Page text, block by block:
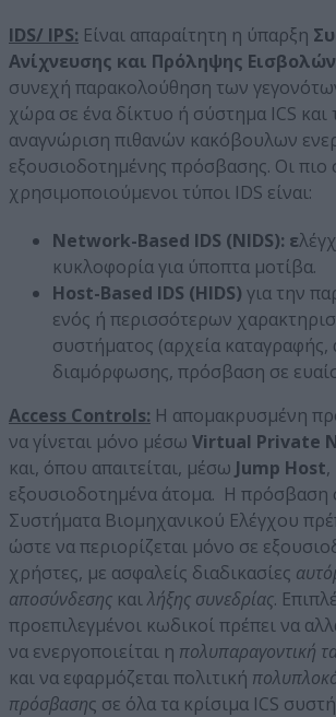
IDS/ IPS: Είναι απαραίτητη η ύπαρξη
Ανίχνευσης και Πρόληψης
συνεχή παρακολούθηση των
χώρα σε ένα δίκτυο ή σύστημα ICS και
αναγνώριση πιθανών κακόβουλων
εξουσιοδοτημένης πρόσβασης. Οι πιο
χρησιμοποιούμενοι τύποι IDS είναι:
Network-Based IDS (NIDS): ε
κυκλοφορία για ύποπτα μοτίβα.
Host-Based IDS (HIDS) για την
ενός ή περισσότερων
συστήματος (αρχεία καταγραφής,
διαμόρφωσης, πρόσβαση σε
Access Controls: H απομακρυσμένη
να γίνεται μόνο μέσω Virtual Private
και, όπου απαιτείται, μέσω Jump Host,
εξουσιοδοτημένα άτομα. Η πρόσβαση
Συστήματα Βιομηχανικού Ελέγχου
ώστε να περιορίζεται μόνο σε
χρήστες, με ασφαλείς διαδικασίες
αποσύνδεσης καιλήξης συνεδρίας.
προεπιλεγμένοι κωδικοί πρέπει να
να ενεργοποιείται η πολυπαραγοντική
και να εφαρμόζεται πολιτική
πρόσβασης σε όλα τα κρίσιμα ICS